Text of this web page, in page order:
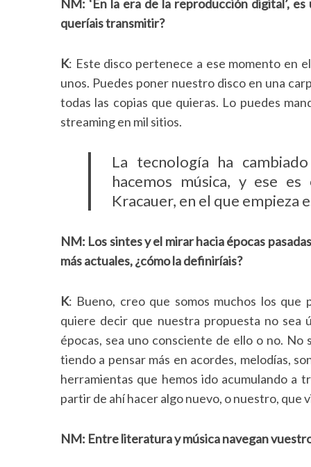
NM: ‘En la era de la reproducción digital’,
queríais transmitir?
K: Este disco pertenece a ese momento en
unos. Puedes poner nuestro disco en una
todas las copias que quieras. Lo puedes
streaming en mil sitios.
La tecnología ha
hacemos música, y ese
Kracauer, en el que empieza
NM: Los sintes y el mirar hacia épocas
más actuales, ¿cómo la definiríais?
K: Bueno, creo que somos muchos los que
quiere decir que nuestra propuesta no sea
épocas, sea uno consciente de ello o no.
tiendo a pensar más en acordes, melodías,
herramientas que hemos ido acumulando a
partir de ahí hacer algo nuevo, o nuestro, que
NM: Entre literatura y música navegan